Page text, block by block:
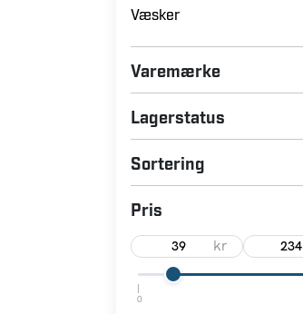
Væsker
Varemærke
Lagerstatus
Sortering
Pris
kr
0